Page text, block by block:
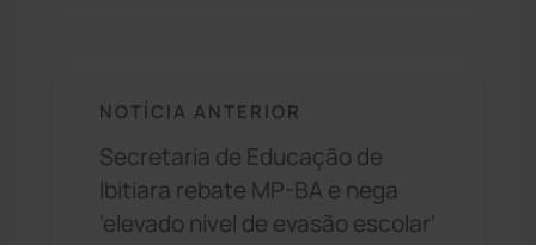
NOTÍCIA ANTERIOR
Secretaria de Educação de
Ibitiara rebate MP-BA e nega
'elevado nível de evasão escolar'